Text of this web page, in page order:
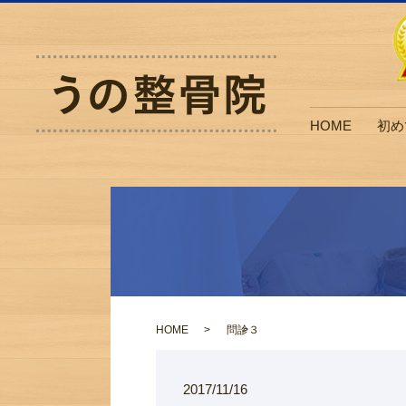
HOME 初
HOME 問診３
2017/11/16